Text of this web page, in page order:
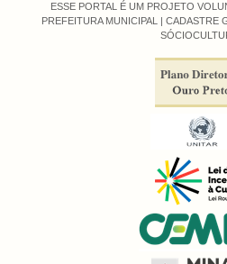
ESSE PORTAL É UM PROJETO
PREFEITURA MUNICIPAL | CADASTRE